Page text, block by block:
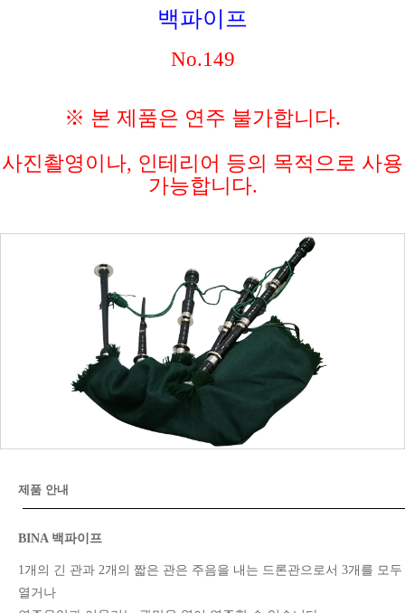
백파이프
No.149
※ 본 제품은 연주 불가합니다.
사진촬영이나, 인테리어 등의 목적으로 사용
가능합니다.
제품 안내
BINA 백파이프
1개의 긴 관과 2개의 짧은 관은 주음을 내는 드론관으로서 3개를 모두
열거나